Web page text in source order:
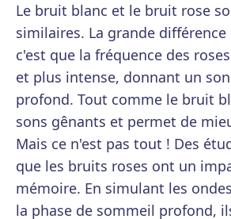
Le bruit blanc et le bruit rose
similaires. La grande
c'est que la fréquence des
et plus intense, donnant un
profond. Tout comme le bruit
sons gênants et permet de
Mais ce n'est pas tout ! Des
que les bruits roses ont un
mémoire. En simulant les
la phase de sommeil profond,